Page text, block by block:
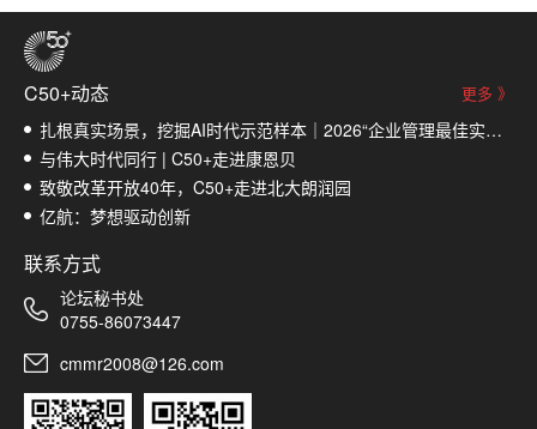
C50+动态 更多 》
​扎根真实场景，挖掘AI时代示范样本｜2026“企业管理最佳实践榜”入围名单揭晓
与伟大时代同行 | C50+走进康恩贝
致敬改革开放40年，C50+走进北大朗润园
亿航：梦想驱动创新
联系方式
论坛秘书处
0755-86073447
cmmr2008@126.com